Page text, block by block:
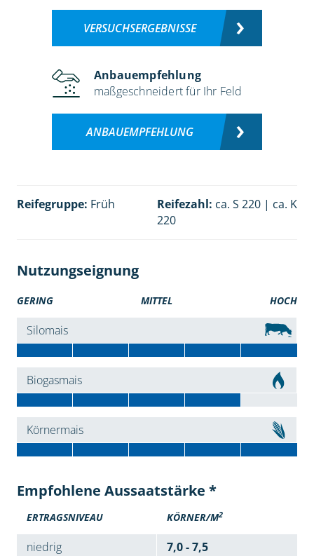
VERSUCHSERGEBNISSE
Anbauempfehlung
maßgeschneidert für Ihr Feld
ANBAUEMPFEHLUNG
Reifegruppe: Früh Reifezahl: ca. S 220 | ca. K
220
Nutzungseignung
GERING MITTEL HOCH
Silomais
Biogasmais
Körnermais
Empfohlene Aussaatstärke *
ERTRAGSNIVEAU KÖRNER/M2
niedrig
7,0 - 7,5